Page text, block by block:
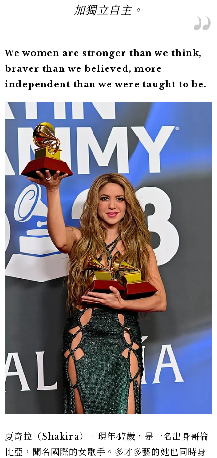
加獨立自主。
Ｗe women are stronger than we think,
braver than we believed, more
independent than we were taught to be.
夏奇拉（Shakira），現年47歲，是一名出身哥倫
比亞，聞名國際的女歌手。多才多藝的她也同時身